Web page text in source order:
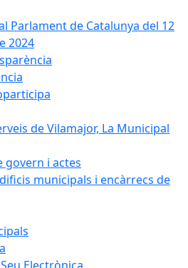
Parlament de Catalunya del 12
2024
de Vilamajor, La Municipal
govern i actes
municipals i encàrrecs de